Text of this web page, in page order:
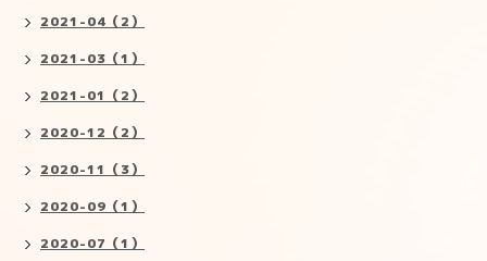
2021-04（2）
2021-03（1）
2021-01（2）
2020-12（2）
2020-11（3）
2020-09（1）
2020-07（1）